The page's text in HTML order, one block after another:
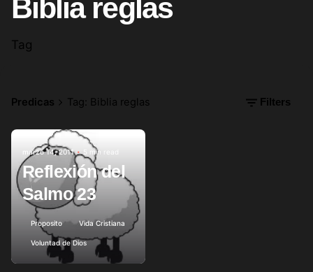
Biblia reglas
Tag
Predicas Tag: Biblia reglas Filters
Posted by
marzo 14, 2011 5 min read
Reflexión del
Salmo 23
Proposito Vida Cristiana
Voluntad de Dios